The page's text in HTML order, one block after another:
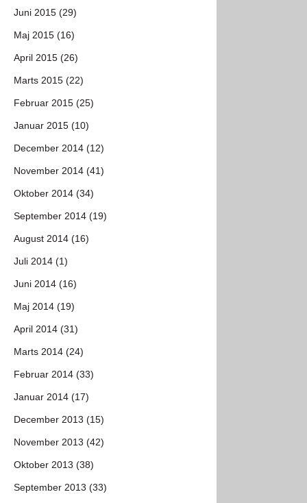
Juni 2015 (29)
Maj 2015 (16)
April 2015 (26)
Marts 2015 (22)
Februar 2015 (25)
Januar 2015 (10)
December 2014 (12)
November 2014 (41)
Oktober 2014 (34)
September 2014 (19)
August 2014 (16)
Juli 2014 (1)
Juni 2014 (16)
Maj 2014 (19)
April 2014 (31)
Marts 2014 (24)
Februar 2014 (33)
Januar 2014 (17)
December 2013 (15)
November 2013 (42)
Oktober 2013 (38)
September 2013 (33)